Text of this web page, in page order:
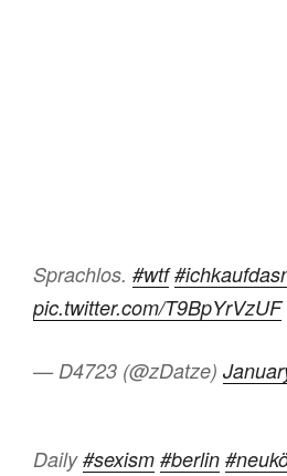
Sprachlos. #wtf
pic.twitter.com/T9BpYrVzUF
— D4723 (@zDatze)
Daily#sexism #berlin